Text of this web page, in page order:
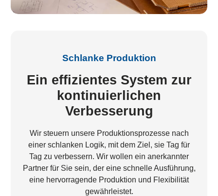
Schlanke Produktion
Ein effizientes System zur
kontinuierlichen
Verbesserung
Wir steuern unsere Produktionsprozesse nach
einer schlanken Logik, mit dem Ziel, sie Tag für
Tag zu verbessern. Wir wollen ein anerkannter
Partner für Sie sein, der eine schnelle Ausführung,
eine hervorragende Produktion und Flexibilität
gewährleistet.